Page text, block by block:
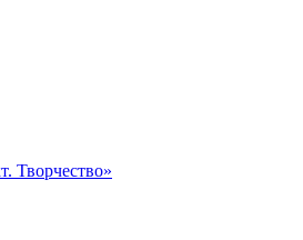
Творчество»